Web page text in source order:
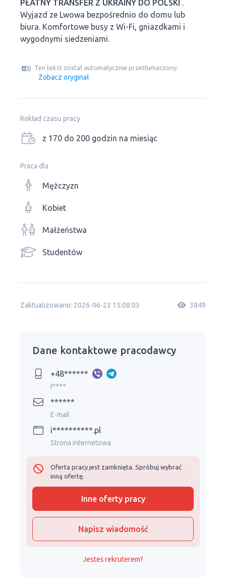
PŁATNY TRANSFER Z UKRAINY DO POLSKI .
Wyjazd ze Lwowa bezpośrednio do domu lub
biura. Komfortowe busy z Wi-Fi, gniazdkami i
wygodnymi siedzeniami.
Ten tekst został automatycznie przetłumaczony.
Zobacz oryginał
Rokład czasu pracy
z 170 do 200 godzin na miesiąc
Praca dla
Mężczyzn
Kobiet
Małżeństwa
Studentów
Zaktualizowano: 2026-06-23 15:08:03 3849
Dane kontaktowe pracodawcy
+48******
I****
******
E-mail
i**********.pl
Strona internetowa
Oferta pracy jest zamknięta. Spróbuj wybrać
inną ofertę.
Inne oferty pracy
Napisz wiadomość
Jesteś rekruterem?